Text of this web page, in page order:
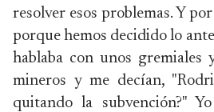
resolver esos problemas. Y
porque hemos decidido lo
hablaba con unos gremiales
mineros y me decían,
quitando la subvención?"